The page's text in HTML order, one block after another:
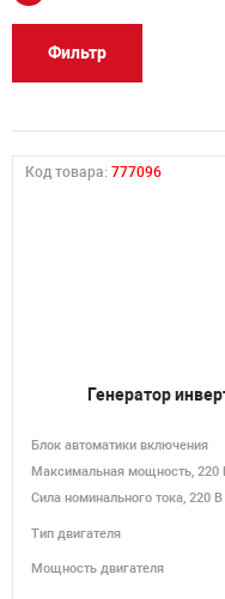
Фильтр
Код товара: 777096
Генератор
Блок автоматики включения
Максимальная мощность, 220
Сила номинального тока, 220 В
Тип двигателя
Мощность двигателя